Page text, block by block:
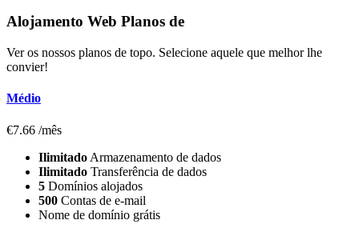
Alojamento Web Planos de
Ver os nossos planos de topo. Selecione aquele que melhor lhe
convier!
Médio
€7.66 /mês
Ilimitado Armazenamento de dados
Ilimitado Transferência de dados
5 Domínios alojados
500 Contas de e-mail
Nome de domínio grátis